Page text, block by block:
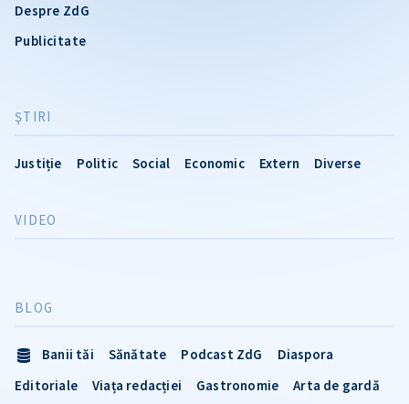
Despre ZdG
Publicitate
ŞTIRI
Justiție Politic Social Economic Extern Diverse
VIDEO
BLOG
Banii tăi Sănătate Podcast ZdG
Diaspora
Editoriale
Viața redacției Gastronomie
Arta de gardă